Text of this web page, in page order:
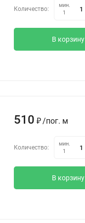
Количество:
мин.
1
В корзину
510 ₽ /пог. м
Количество:
мин.
1
В корзину